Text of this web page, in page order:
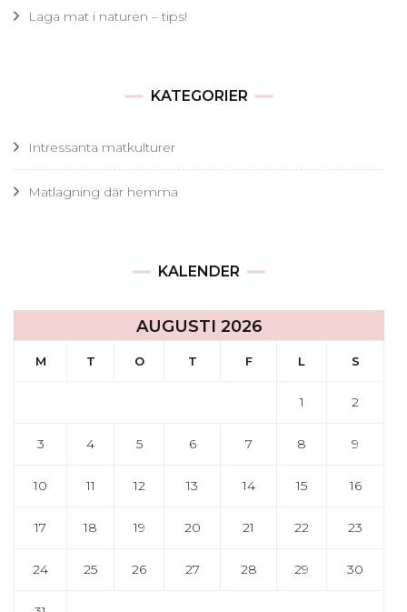
Laga mat i naturen – tips!
KATEGORIER
Intressanta matkulturer
Matlagning där hemma
KALENDER
AUGUSTI 2026
M T O T F L S
1 2
3 4 5 6 7 8 9
10 11 12 13 14 15 16
17 18 19 20 21 22 23
24 25 26 27 28 29 30